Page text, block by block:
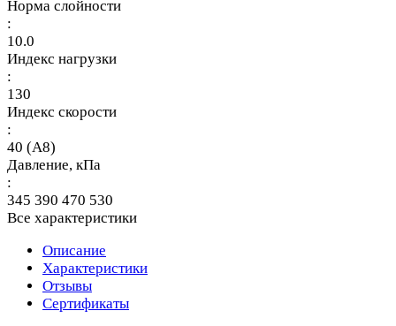
Норма слойности
:
10.0
Индекс нагрузки
:
130
Индекс скорости
:
40 (A8)
Давление, кПа
:
345 390 470 530
Все характеристики
Описание
Характеристики
Отзывы
Сертификаты